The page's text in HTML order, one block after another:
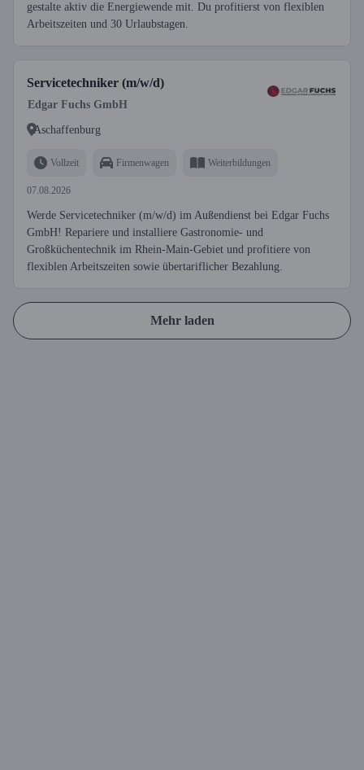
gestalte aktiv die Energiewende mit. Du profitierst von flexiblen
Arbeitszeiten und 30 Urlaubstagen.
Servicetechniker (m/w/d)
Edgar Fuchs GmbH
Aschaffenburg
Vollzeit Firmenwagen Weiterbildungen
07.08.2026
Werde Servicetechniker (m/w/d) im Außendienst bei Edgar Fuchs
GmbH! Repariere und installiere Gastronomie- und
Großküchentechnik im Rhein-Main-Gebiet und profitiere von
flexiblen Arbeitszeiten sowie übertariflicher Bezahlung.
Mehr laden